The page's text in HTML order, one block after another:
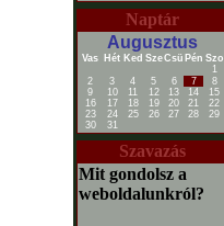
Naptár
Augusztus
Vas Hét Ked SzeCsü Pén Szo
1
2
3 4 5 6 7
8
9
10 11 12 13 14
15
16
17 18 19 20 21
22
23
24 25 26 27 28
29
30
31
Szavazás
Mit gondolsz a
weboldalunkról?